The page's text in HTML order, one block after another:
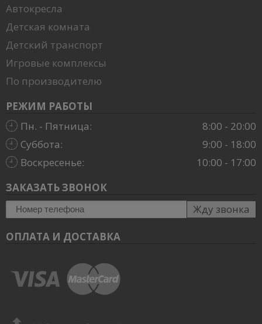
Автокресла
Детская комната
Детский транспорт
Игровые комплексы
По производителю
РЕЖИМ РАБОТЫ
Пн. - Пятница:
8:00 - 20:00
Суббота:
9:00 - 18:00
Воскресенье:
10:00 - 17:00
ЗАКАЗАТЬ ЗВОНОК
Жду звонка
ОПЛАТА И ДОСТАВКА